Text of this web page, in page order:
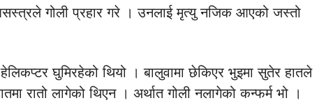
गोली प्रहार गरे । उनलाई मृत्यु नजिक आएको जस्तो
घुमिरहेको थियो । बालुवामा छेकिएर भुइमा सुतेर हातले
रातो लागेको थिएन । अर्थात गोली नलागेको कन्फर्म भो ।